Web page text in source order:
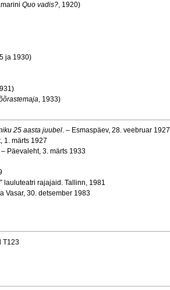
Quo vadis?, 1920)
ja 1930)
, 1933)
25 aasta juubel. – Esmaspäev, 28. veebruar 1927
1. märts 1927
Päevaleht, 3. märts 1933
lauluteatri rajajaid. Tallinn, 1981
Vasar, 30. detsember 1983
T123